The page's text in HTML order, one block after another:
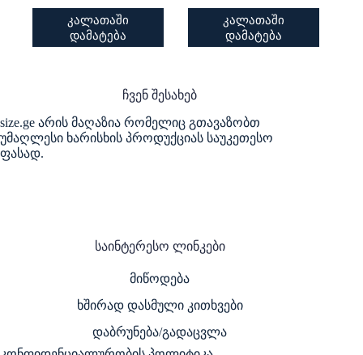
კალათაში
დამატება
This
product
has
options
may
be
chosen
კალათაში
დამატება
This
product
has
may
be
chosen
ჩვენ შესახებ
size.ge არის მაღაზია რომელიც გთავაზობთ
უმაღლესი ხარისხის პროდუქციას საუკეთესო
ფასად.
საინტერესო ლინკები
მიწოდება
ხშირად დასმული კითხვები
დაბრუნება/გადაცვლა